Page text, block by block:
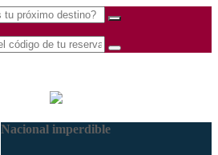
Nacional imperdible